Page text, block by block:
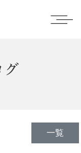
グ
一覧